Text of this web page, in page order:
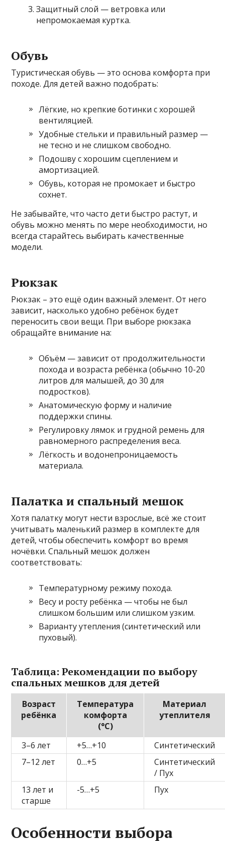
Защитный слой — ветровка или
непромокаемая куртка.
Обувь
Туристическая обувь — это основа комфорта при
походе. Для детей важно подобрать:
Лёгкие, но крепкие ботинки с хорошей
вентиляцией.
Удобные стельки и правильный размер —
не тесно и не слишком свободно.
Подошву с хорошим сцеплением и
амортизацией.
Обувь, которая не промокает и быстро
сохнет.
Не забывайте, что часто дети быстро растут, и
обувь можно менять по мере необходимости, но
всегда старайтесь выбирать качественные
модели.
Рюкзак
Рюкзак – это ещё один важный элемент. От него
зависит, насколько удобно ребёнок будет
переносить свои вещи. При выборе рюкзака
обращайте внимание на:
Объём — зависит от продолжительности
похода и возраста ребёнка (обычно 10-20
литров для малышей, до 30 для
подростков).
Анатомическую форму и наличие
поддержки спины.
Регулировку лямок и грудной ремень для
равномерного распределения веса.
Лёгкость и водонепроницаемость
материала.
Палатка и спальный мешок
Хотя палатку могут нести взрослые, всё же стоит
учитывать маленький размер в комплекте для
детей, чтобы обеспечить комфорт во время
ночёвки. Спальный мешок должен
соответствовать:
Температурному режиму похода.
Весу и росту ребёнка — чтобы не был
слишком большим или слишком узким.
Варианту утепления (синтетический или
пуховый).
Таблица: Рекомендации по выбору
спальных мешков для детей
Возраст
ребёнка
Температура
комфорта
(°C)
Материал
утеплителя
3–6 лет +5…+10
Синтетический
7–12 лет
0…+5
Синтетический
/ Пух
13 лет и
старше
-5…+5 Пух
Особенности выбора